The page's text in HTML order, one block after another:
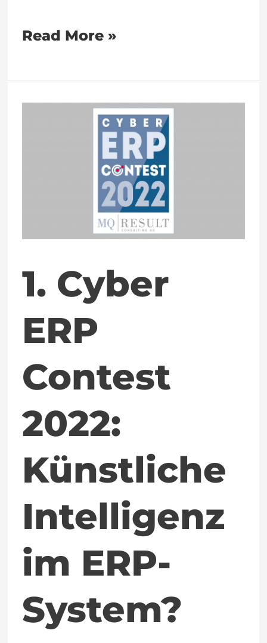
Read More »
1. Cyber
ERP
Contest
2022:
Künstliche
Intelligenz
im ERP-
System?
Künstliche
im
System?